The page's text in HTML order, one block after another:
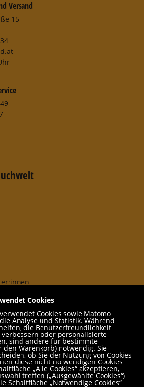
Versand
15
Cookies
Cookies sowie Matomo
Analyse und Statistik. Während
die Benutzerfreundlichkeit
oder personalisierte
sind andere für bestimmte
den Warenkorb) notwendig. Sie
ob Sie der Nutzung von Cookies
diese nicht notwendigen Cookies
„Alle Cookies“ akzeptieren,
treffen („Ausgewählte Cookies“)
Schaltfläche „Notwendige Cookies“